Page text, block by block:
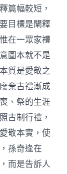
篇幅較短，
目標是闡釋
在一眾家禮
圖本就不是
質是愛敬之
棄古禮漸成
、祭的生涯
古制行禮，
敬本實，使
孫奇逢在
而是告訴人